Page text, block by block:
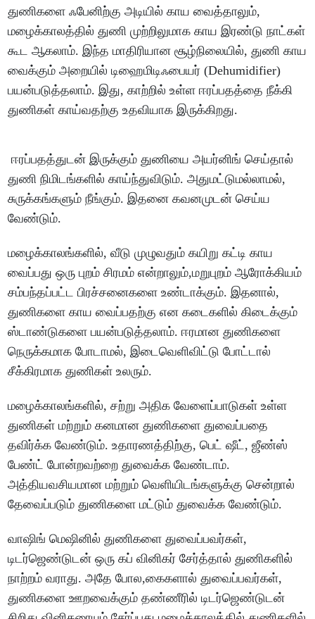
துணிகளை ஃபேனிற்கு அடியில் காய வைத்தாலும்,
மழைக்காலத்தில் துணி முற்றிலுமாக காய இரண்டு நாட்கள்
கூட ஆகலாம். இந்த மாதிரியான சூழ்நிலையில், துணி காய
வைக்கும் அறையில் டிஹைமிடிஃபையர் (Dehumidifier)
பயன்படுத்தலாம். இது, காற்றில் உள்ள ஈரப்பதத்தை நீக்கி
துணிகள் காய்வதற்கு உதவியாக இருக்கிறது.
ஈரப்பதத்துடன் இருக்கும் துணியை அயர்னிங் செய்தால்
துணி நிமிடங்களில் காய்ந்துவிடும். அதுமட்டுமல்லாமல்,
சுருக்கங்களும் நீங்கும். இதனை கவனமுடன் செய்ய
வேண்டும்.
மழைக்காலங்களில், வீடு முழுவதும் கயிறு கட்டி காய
வைப்பது ஒரு புறம் சிரமம் என்றாலும்,மறுபுறம் ஆரோக்கியம்
சம்பந்தப்பட்ட பிரச்சனைகளை உண்டாக்கும். இதனால்,
துணிகளை காய வைப்பதற்கு என கடைகளில் கிடைக்கும்
ஸ்டாண்டுகளை பயன்படுத்தலாம். ஈரமான துணிகளை
நெருக்கமாக போடாமல், இடைவெளிவிட்டு போட்டால்
சீக்கிரமாக துணிகள் உலரும்.
மழைக்காலங்களில், சற்று அதிக வேளைப்பாடுகள் உள்ள
துணிகள் மற்றும் கனமான துணிகளை துவைப்பதை
தவிர்க்க வேண்டும். உதாரணத்திற்கு, பெட் ஷீட், ஜீண்ஸ்
பேண்ட் போன்றவற்றை துவைக்க வேண்டாம்.
அத்தியவசியமான மற்றும் வெளியிடங்களுக்கு சென்றால்
தேவைப்படும் துணிகளை மட்டும் துவைக்க வேண்டும்.
வாஷிங் மெஷினில் துணிகளை துவைப்பவர்கள்,
டிடர்ஜெண்டுடன் ஒரு கப் வினிகர் சேர்த்தால் துணிகளில்
நாற்றம் வராது. அதே போல,கைகளால் துவைப்பவர்கள்,
துணிகளை ஊறவைக்கும் தண்ணீரில் டிடர்ஜெண்டுடன்